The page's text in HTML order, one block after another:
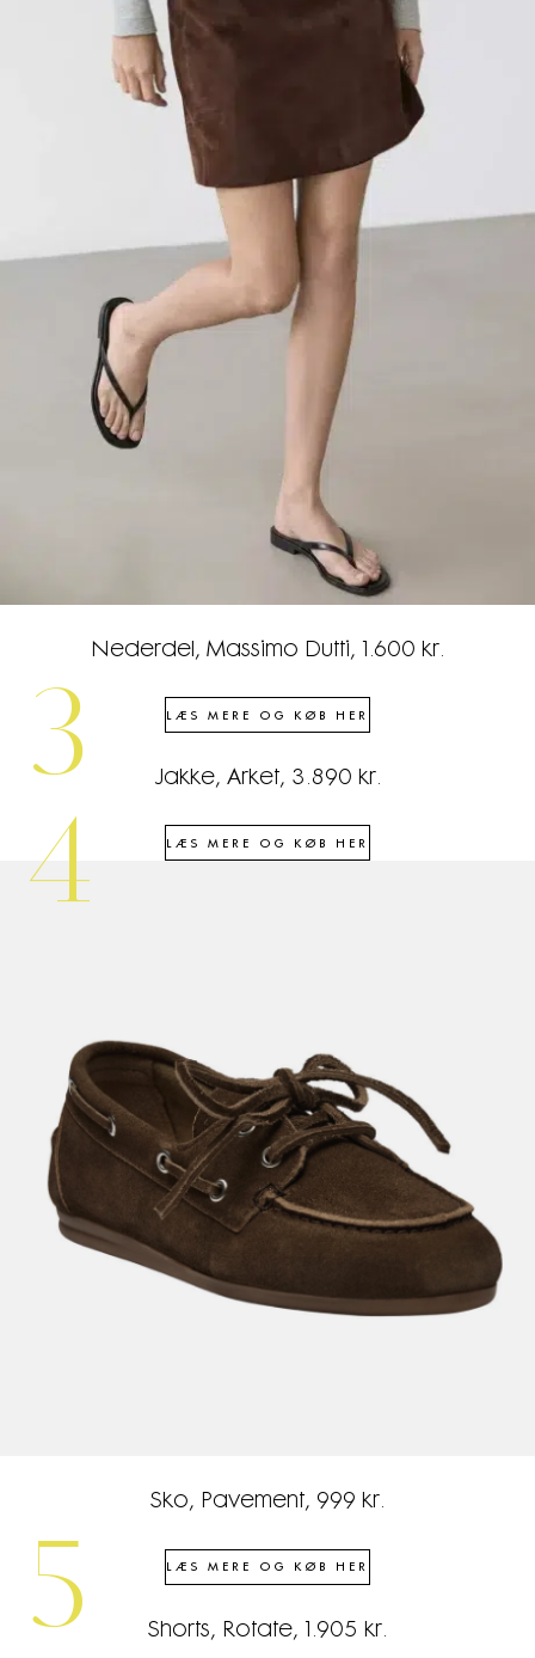
Nederdel, Massimo Dutti, 1.600 kr.
LÆS MERE OG KØB HER
3 Jakke, Arket, 3.890 kr.
LÆS MERE OG KØB HER
4
Sko, Pavement, 999 kr.
LÆS MERE OG KØB HER
5 Shorts, Rotate, 1.905 kr.